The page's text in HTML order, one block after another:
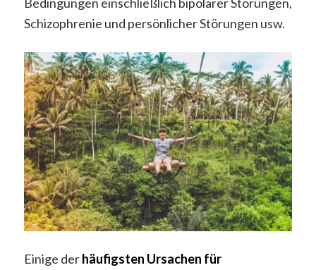
Bedingungen einschließlich bipolarer Störungen,
Schizophrenie und persönlicher Störungen usw.
Einige derhäufigsten Ursachen für